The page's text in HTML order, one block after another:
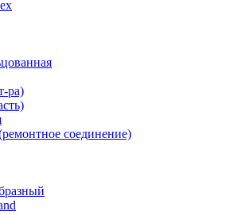
ра)
соединение)